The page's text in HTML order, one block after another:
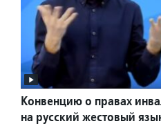
Конвенцию о правах
на русский жестовый